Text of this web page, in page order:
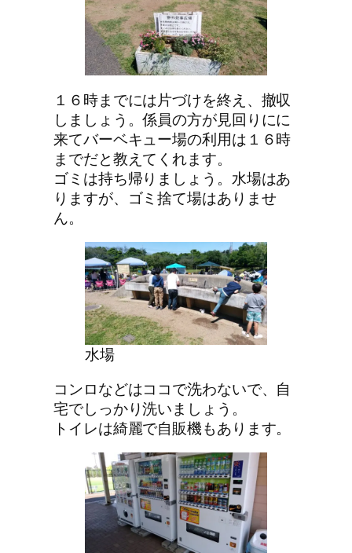
１６時までには片づけを終え、撤収
しましょう。係員の方が見回りにに
来てバーベキュー場の利用は１６時
までだと教えてくれます。
ゴミは持ち帰りましょう。水場はあ
りますが、ゴミ捨て場はありませ
ん。
水場
コンロなどはココで洗わないで、自
宅でしっかり洗いましょう。
トイレは綺麗で自販機もあります。